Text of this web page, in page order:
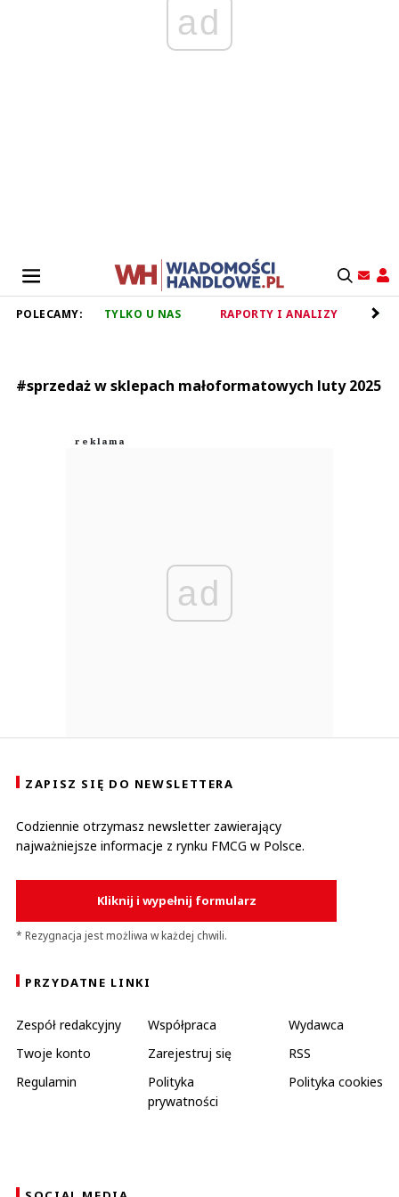
ad
POLECAMY: TYLKO U NAS RAPORTY I ANALIZY
#sprzedaż w sklepach małoformatowych luty 2025
ad
ZAPISZ SIĘ DO NEWSLETTERA
Codziennie otrzymasz newsletter zawierający
najważniejsze informacje z rynku FMCG w Polsce.
Kliknij i wypełnij formularz
* Rezygnacja jest możliwa w każdej chwili.
PRZYDATNE LINKI
Zespół redakcyjny Współpraca
Wydawca
Twoje konto
Zarejestruj się
RSS
Regulamin
Polityka
prywatności
Polityka cookies